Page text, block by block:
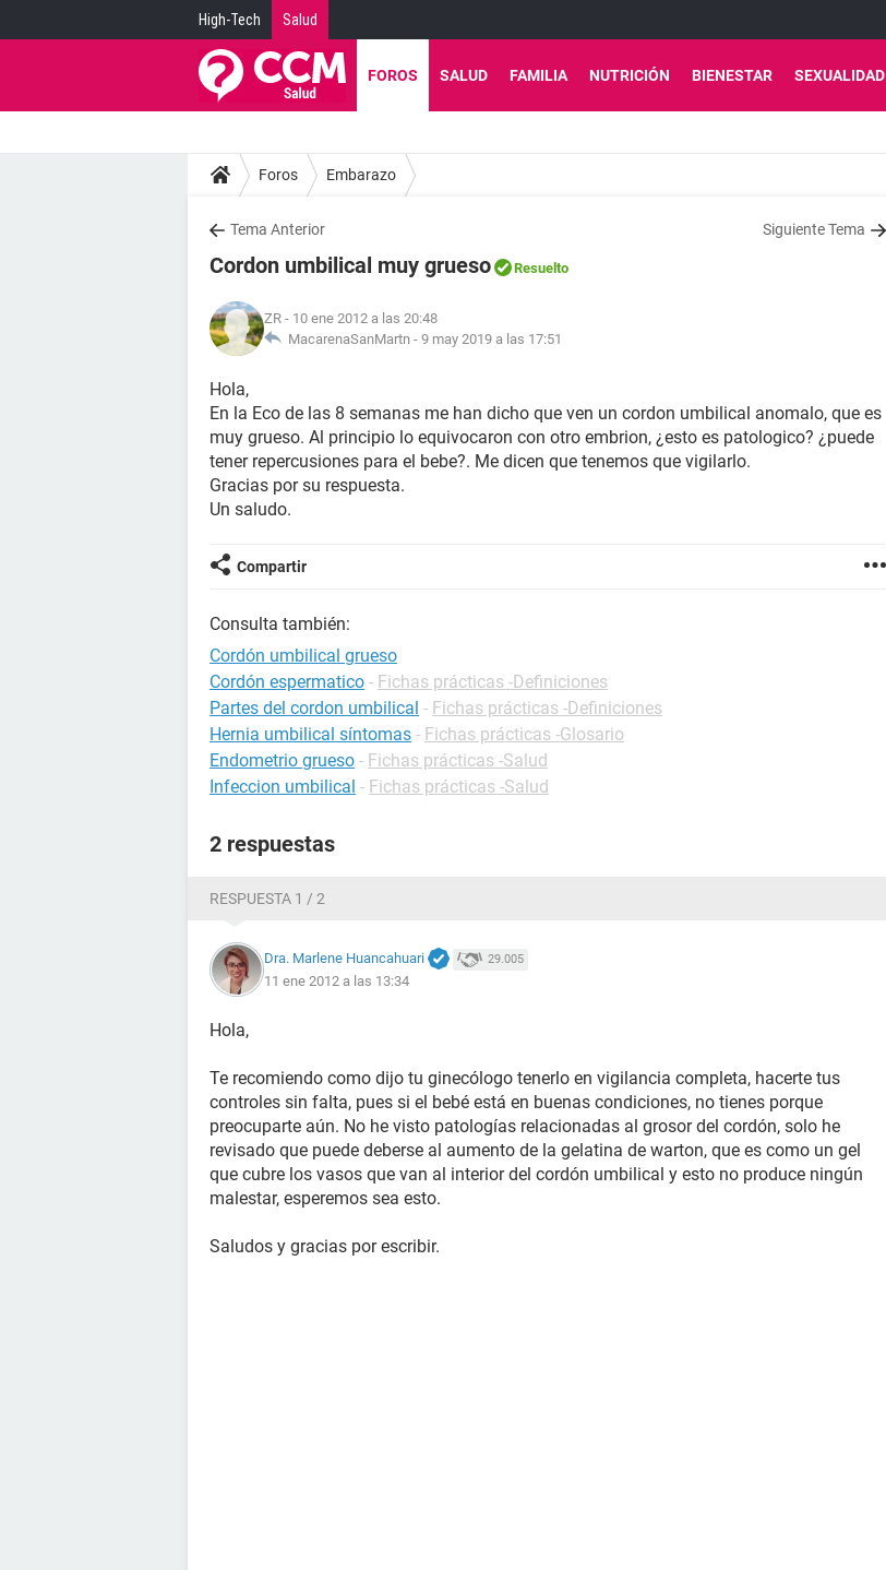
High-Tech Salud
FOROS SALUD FAMILIA NUTRICIÓN BIENESTAR SEXUALIDAD
Foros Embarazo
Tema Anterior Siguiente Tema
Cordon umbilical muy grueso Resuelto
ZR - 10 ene 2012 a las 20:48
MacarenaSanMartn - 9 may 2019 a las 17:51
Hola,
En la Eco de las 8 semanas me han dicho que ven un cordon umbilical anomalo, que es
muy grueso. Al principio lo equivocaron con otro embrion, ¿esto es patologico? ¿puede
tener repercusiones para el bebe?. Me dicen que tenemos que vigilarlo.
Gracias por su respuesta.
Un saludo.
Compartir
Consulta también:
Cordón umbilical grueso
Cordón espermatico - Fichas prácticas -Definiciones
Partes del cordon umbilical - Fichas prácticas -Definiciones
Hernia umbilical síntomas - Fichas prácticas -Glosario
Endometrio grueso - Fichas prácticas -Salud
Infeccion umbilical - Fichas prácticas -Salud
2 respuestas
RESPUESTA 1 / 2
Dra. Marlene Huancahuari 29.005
11 ene 2012 a las 13:34
Hola,
Te recomiendo como dijo tu ginecólogo tenerlo en vigilancia completa, hacerte tus
controles sin falta, pues si el bebé está en buenas condiciones, no tienes porque
preocuparte aún. No he visto patologías relacionadas al grosor del cordón, solo he
revisado que puede deberse al aumento de la gelatina de warton, que es como un gel
que cubre los vasos que van al interior del cordón umbilical y esto no produce ningún
malestar, esperemos sea esto.
Saludos y gracias por escribir.